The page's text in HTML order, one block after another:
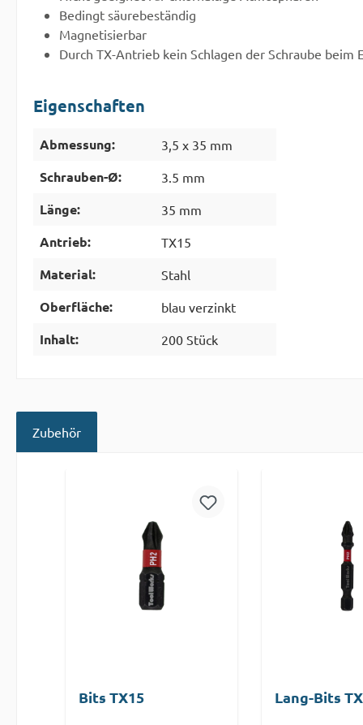
Bedingt säurebeständig
Magnetisierbar
Durch TX-Antrieb kein Schlagen der Schraube beim
Eigenschaften
Abmessung: 3,5 x 35 mm
Schrauben-Ø: 3.5 mm
Länge: 35 mm
Antrieb: TX15
Material: Stahl
Oberfläche: blau verzinkt
Inhalt: 200 Stück
Zubehör
Bits TX15 Lang-Bits